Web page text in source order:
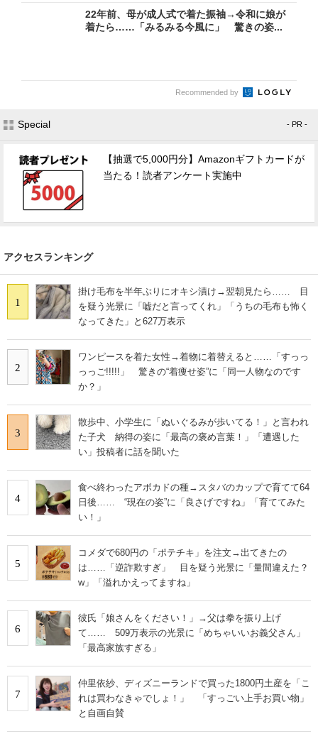
22年前、母が成人式で着た振袖→令和に娘が
着たら……「みるみる今風に」 驚きの姿...
Recommended by
Special - PR -
【抽選で5,000円分】Amazonギフトカードが
当たる！読者アンケート実施中
アクセスランキング
1
掛け毛布を半年ぶりにオキシ漬け→翌朝見たら…… 目
を疑う光景に「嘘だと言ってくれ」「うちの毛布も怖く
なってきた」と627万表示
2
ワンピースを着た女性→着物に着替えると……「すっっ
っっご!!!!!」 驚きの“着痩せ姿”に「同一人物なのです
か？」
3
散歩中、小学生に「ぬいぐるみが歩いてる！」と言われ
た子犬 納得の姿に「最高の褒め言葉！」「遭遇した
い」投稿者に話を聞いた
4
食べ終わったアボカドの種→スタバのカップで育てて64
日後…… “現在の姿”に「良さげですね」「育ててみた
い！」
5
コメダで680円の「ポテチキ」を注文→出てきたの
は……「逆詐欺すぎ」 目を疑う光景に「量間違えた？
w」「溢れかえってますね」
6
彼氏「娘さんをください！」→父は拳を振り上げ
て…… 509万表示の光景に「めちゃいいお義父さん」
「最高家族すぎる」
7
仲里依紗、ディズニーランドで買った1800円土産を「こ
れは買わなきゃでしょ！」 「すっごい上手お買い物」
と自画自賛